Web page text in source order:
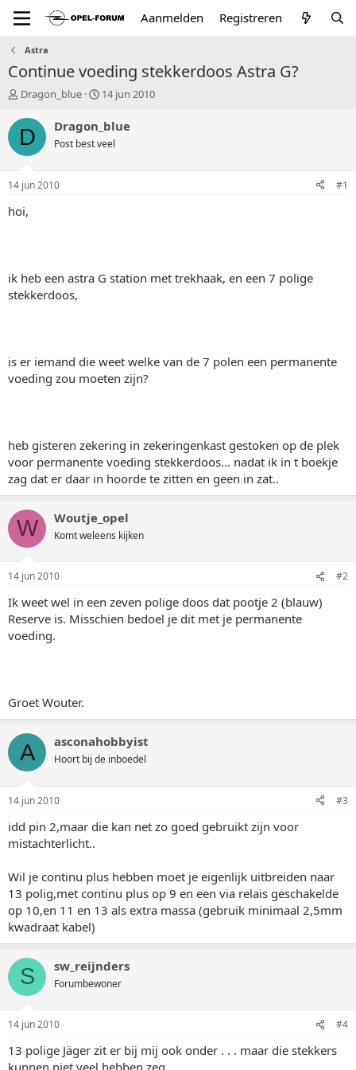
Aanmelden Registreren
Astra
Continue voeding stekkerdoos Astra G?
T
p
t
a
r
Dragon_blue
S
a
r
t
14 jun 2010
D Dragon_blue
Post best veel
14 jun 2010 #1
hoi,
ik heb een astra G station met trekhaak, en een 7 polige
stekkerdoos,
is er iemand die weet welke van de 7 polen een permanente
voeding zou moeten zijn?
heb gisteren zekering in zekeringenkast gestoken op de plek
voor permanente voeding stekkerdoos... nadat ik in t boekje
zag dat er daar in hoorde te zitten en geen in zat..
W Woutje_opel
Komt weleens kijken
14 jun 2010 #2
Ik weet wel in een zeven polige doos dat pootje 2 (blauw)
Reserve is. Misschien bedoel je dit met je permanente
voeding.
Groet Wouter.
A asconahobbyist
Hoort bij de inboedel
14 jun 2010 #3
idd pin 2,maar die kan net zo goed gebruikt zijn voor
mistachterlicht..
Wil je continu plus hebben moet je eigenlijk uitbreiden naar
13 polig,met continu plus op 9 en een via relais geschakelde
op 10,en 11 en 13 als extra massa (gebruik minimaal 2,5mm
kwadraat kabel)
S sw_reijnders
Forumbewoner
14 jun 2010 #4
13 polige Jäger zit er bij mij ook onder . . . maar die stekkers
kunnen niet veel hebben zeg.